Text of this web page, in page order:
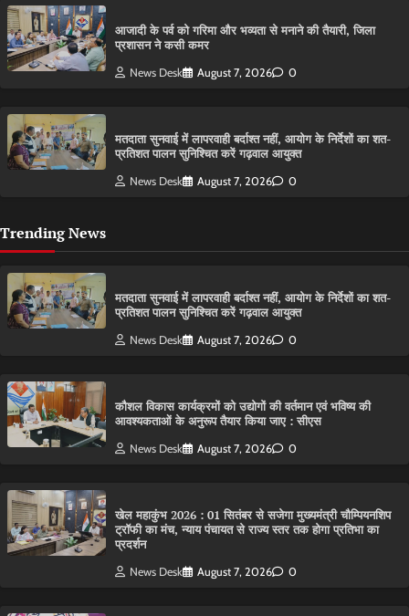
आजादी के पर्व को गरिमा और भव्यता से मनाने की तैयारी, जिला
प्रशासन ने कसी कमर
News Desk August 7, 2026 0
मतदाता सुनवाई में लापरवाही बर्दाश्त नहीं, आयोग के निर्देशों का शत-
प्रतिशत पालन सुनिश्चित करें गढ़वाल आयुक्त
News Desk August 7, 2026 0
Trending News
मतदाता सुनवाई में लापरवाही बर्दाश्त नहीं, आयोग के निर्देशों का शत-
प्रतिशत पालन सुनिश्चित करें गढ़वाल आयुक्त
News Desk August 7, 2026 0
कौशल विकास कार्यक्रमों को उद्योगों की वर्तमान एवं भविष्य की
आवश्यकताओं के अनुरूप तैयार किया जाए : सीएस
News Desk August 7, 2026 0
खेल महाकुंभ 2026 : 01 सितंबर से सजेगा मुख्यमंत्री चौम्पियनशिप
ट्रॉफी का मंच, न्याय पंचायत से राज्य स्तर तक होगा प्रतिभा का
प्रदर्शन
News Desk August 7, 2026 0